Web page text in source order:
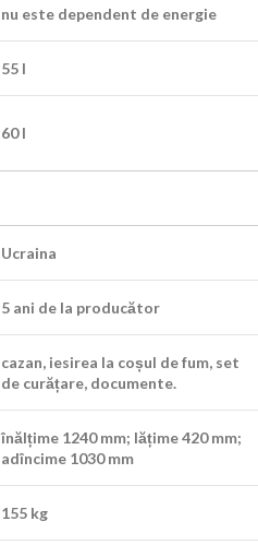
nu este dependent de energie
55 l
60 l
Ucraina
5 ani de la producător
cazan, iesirea la coșul de fum, set
de curățare, documente.
înălțime 1240 mm; lățime 420 mm;
adîncime 1030 mm
155 kg